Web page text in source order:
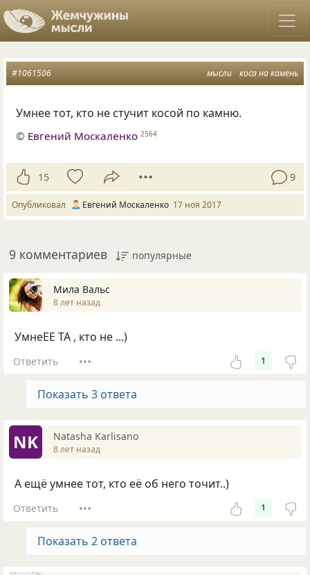
мысли коса на камень
#1061506
Умнее тот, кто не стучит косой по камню.
© Евгений Москаленко 2564
15 9
Опубликовал Евгений Москаленко 17 ноя 2017
9 комментариев популярные
Мила Вальс
8 лет назад
УмнеЕЕ ТА , кто не ...)
Ответить 1
Показать 3 ответа
NK Natasha Karlisano
8 лет назад
А ещё умнее тот, кто её об него точит..)
Ответить 1
Показать 2 ответа